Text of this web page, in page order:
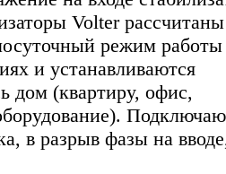
Volter
режим работы
и устанавливаются
дом (квартиру, офис,
в разрыв фазы на